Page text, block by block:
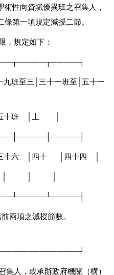
性向資賦優異班之召集人，
第一項規定減授二節。
，規定如下：
九班至三 三十一班至
五十一
十班 上
十六 四十 四十四
括前兩項之減授節數。
集人，或承辦政府機關（構）